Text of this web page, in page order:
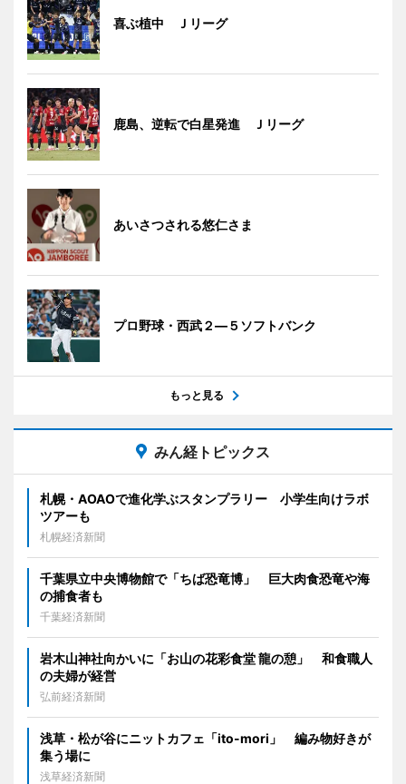
喜ぶ植中 Ｊリーグ
鹿島、逆転で白星発進 Ｊリーグ
あいさつされる悠仁さま
プロ野球・西武２―５ソフトバンク
もっと見る
みん経トピックス
札幌・AOAOで進化学ぶスタンプラリー 小学生向けラボ
ツアーも
札幌経済新聞
千葉県立中央博物館で「ちば恐竜博」 巨大肉食恐竜や海
の捕食者も
千葉経済新聞
岩木山神社向かいに「お山の花彩食堂 龍の憩」 和食職人
の夫婦が経営
弘前経済新聞
浅草・松が谷にニットカフェ「ito-mori」 編み物好きが
集う場に
浅草経済新聞